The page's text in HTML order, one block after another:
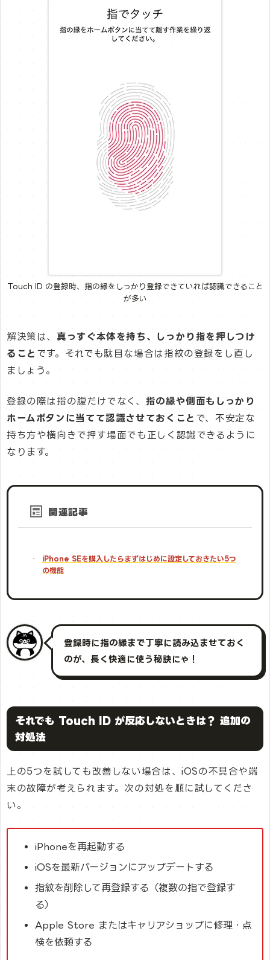
Touch ID の登録時、指の縁をしっかり登録できていれば認識できること
が多い
解決策は、 真っすぐ本体を持ち、しっかり指を押しつけ
ること です。それでも駄目な場合は指紋の登録をし直し
ましょう。
登録の際は指の腹だけでなく、 指の縁や側面もしっかり
ホームボタンに当てて認識させておくこと で、不安定な
持ち方や横向きで押す場面でも正しく認識できるように
なります。
関連記事
iPhone SEを購入したらまずはじめに設定しておきたい5つ
の機能
登録時に指の縁まで丁寧に読み込ませておく
のが、長く快適に使う秘訣にゃ！
それでも Touch ID が反応しないときは？ 追加の
対処法
上の5つを試しても改善しない場合は、iOSの不具合や端
末の故障が考えられます。次の対処を順に試してくださ
い。
iPhoneを再起動する
iOSを最新バージョンにアップデートする
指紋を削除して再登録する（複数の指で登録す
る）
Apple Store またはキャリアショップに修理・点
検を依頼する